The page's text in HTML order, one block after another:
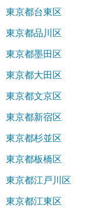
東京都台東区
東京都品川区
東京都墨田区
東京都大田区
東京都文京区
東京都新宿区
東京都杉並区
東京都板橋区
東京都江戸川区
東京都江東区